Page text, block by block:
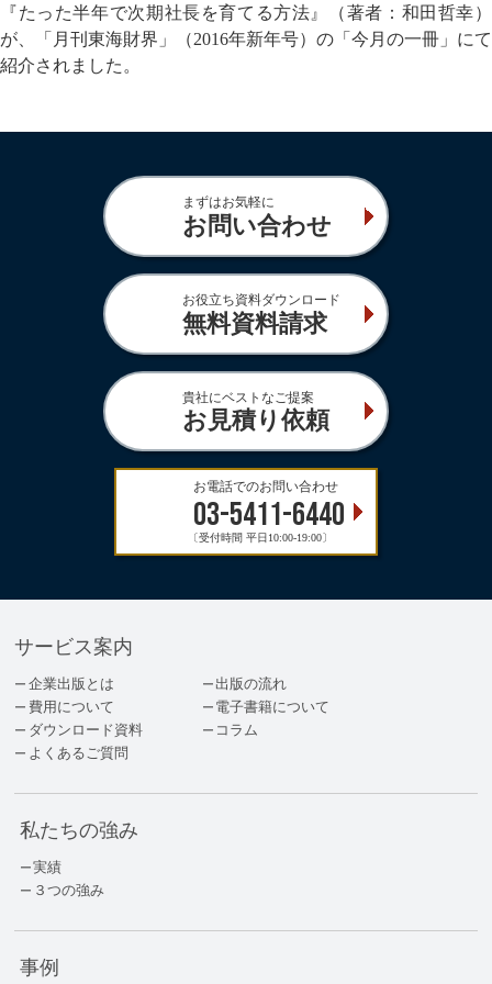
『たった半年で次期社長を育てる方法』（著者：和田哲幸）
が、「月刊東海財界」（2016年新年号）の「今月の一冊」にて
紹介されました。
まずはお気軽に
お問い合わせ
お役立ち資料ダウンロード
無料資料請求
貴社にベストなご提案
お見積り依頼
お電話でのお問い合わせ
03-5411-6440
〔受付時間 平日10:00-19:00〕
サービス案内
企業出版とは
出版の流れ
費用について
電子書籍について
ダウンロード資料
コラム
よくあるご質問
私たちの強み
実績
３つの強み
事例